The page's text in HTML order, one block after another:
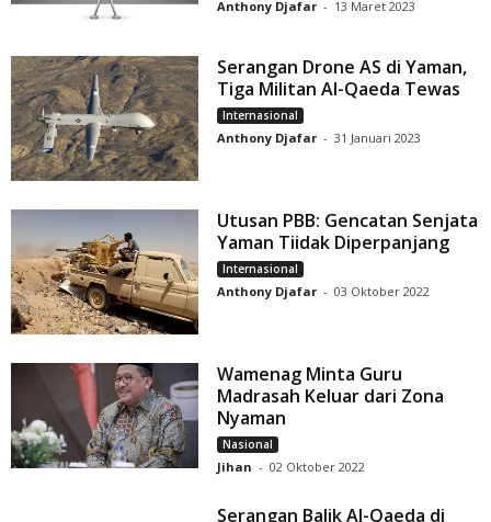
Anthony Djafar - 13 Maret 2023
Serangan Drone AS di Yaman,
Tiga Militan Al-Qaeda Tewas
Internasional
Anthony Djafar - 31 Januari 2023
Utusan PBB: Gencatan Senjata
Yaman Tiidak Diperpanjang
Internasional
Anthony Djafar - 03 Oktober 2022
Wamenag Minta Guru
Madrasah Keluar dari Zona
Nyaman
Nasional
Jihan - 02 Oktober 2022
Serangan Balik Al-Qaeda di